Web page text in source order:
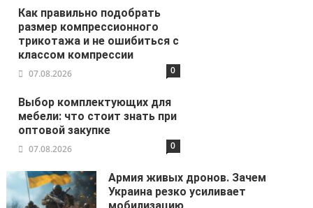
Как правильно подобрать
размер компрессионного
трикотажа и не ошибиться с
классом компрессии
07.08.2026 0
Выбор комплектующих для
мебели: что стоит знать при
оптовой закупке
07.08.2026 0
Армия живых дронов. Зачем
Украина резко усиливает
мобилизацию